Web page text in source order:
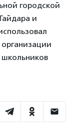
городской
и
школьников